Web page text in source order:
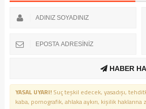
HABER
YASAL UYARI! Suç teşkil edecek, yasadışı,
kaba, pornografik, ahlaka aykırı, kişilik